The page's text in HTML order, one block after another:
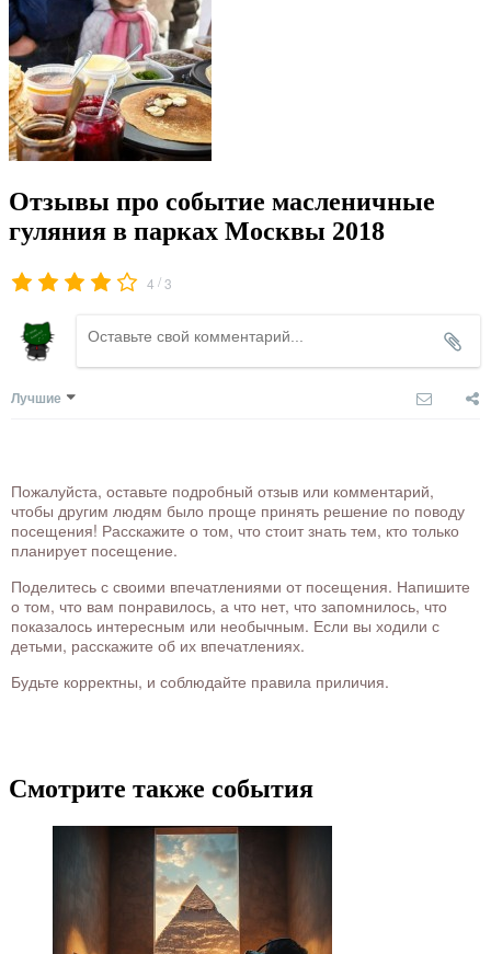
Отзывы про событие масленичные
гуляния в парках Москвы 2018
4 /3
Лучшие
Пожалуйста, оставьте подробный отзыв или комментарий,
чтобы другим людям было проще принять решение по поводу
посещения! Расскажите о том, что стоит знать тем, кто только
планирует посещение.
Поделитесь с своими впечатлениями от посещения. Напишите
о том, что вам понравилось, а что нет, что запомнилось, что
показалось интересным или необычным. Если вы ходили с
детьми, расскажите об их впечатлениях.
Будьте корректны, и соблюдайте правила приличия.
Смотрите также события